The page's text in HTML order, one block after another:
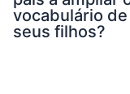
vocabulário de
seus filhos?